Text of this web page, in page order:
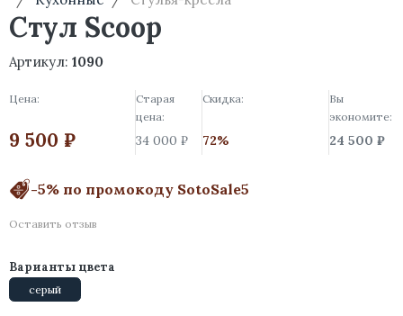
Стул Scoop
Артикул: 1090
Цена:
9 500 ₽
Старая
цена:
34 000 ₽
Скидка:
72%
Вы
экономите:
24 500 ₽
-5% по промокоду SotoSale5
Оставить отзыв
Варианты цвета
серый